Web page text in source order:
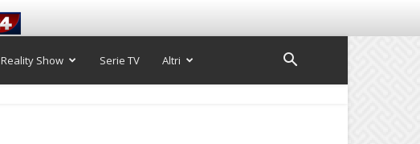
Reality Show Serie TV Altri